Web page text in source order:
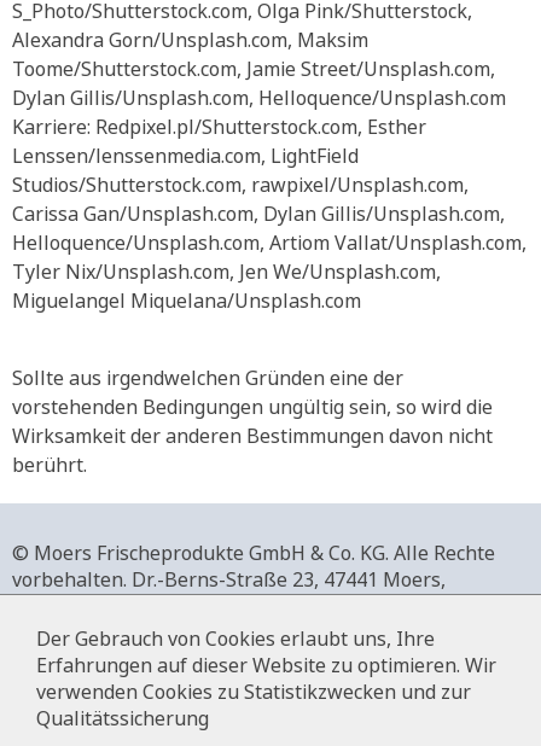
S_Photo/Shutterstock.com, Olga Pink/Shutterstock,
Alexandra Gorn/Unsplash.com, Maksim
Toome/Shutterstock.com, Jamie Street/Unsplash.com,
Dylan Gillis/Unsplash.com, Helloquence/Unsplash.com
Karriere: Redpixel.pl/Shutterstock.com, Esther
Lenssen/lenssenmedia.com, LightField
Studios/Shutterstock.com, rawpixel/Unsplash.com,
Carissa Gan/Unsplash.com, Dylan Gillis/Unsplash.com,
Helloquence/Unsplash.com, Artiom Vallat/Unsplash.com,
Tyler Nix/Unsplash.com, Jen We/Unsplash.com,
Miguelangel Miquelana/Unsplash.com
Sollte aus irgendwelchen Gründen eine der
vorstehenden Bedingungen ungültig sein, so wird die
Wirksamkeit der anderen Bestimmungen davon nicht
berührt.
© Moers Frischeprodukte GmbH & Co. KG. Alle Rechte
vorbehalten. Dr.-Berns-Straße 23, 47441 Moers,
+49 2841 911-0,www.moers-frischeprodukte.de
Der Gebrauch von Cookies erlaubt uns, Ihre
Erfahrungen auf dieser Website zu optimieren. Wir
verwenden Cookies zu Statistikzwecken und zur
Qualitätssicherung